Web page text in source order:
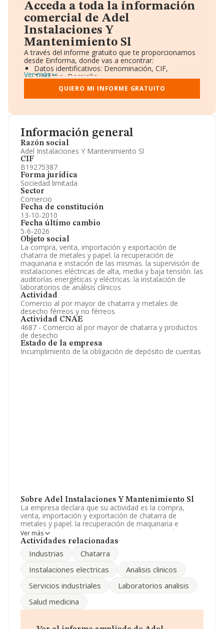
Información general
Razón social
Adel Instalaciones Y Mantenimiento Sl
CIF
B19275387
Forma jurídica
Sociedad limitada
Sector
Comercio
Fecha de constitución
13-10-2010
Fecha último cambio
5-6-2026
Objeto social
La compra, venta, importación y exportación de
chatarra de metales y papel. la recuperación de
maquinaria e instación de las mismas. la supervisión de
instalaciones eléctricas de alta, media y baja tensión. las
auditorías energéticas y eléctricas. la instalación de
laboratorios de análisis clínicos
Actividad
Comercio al por mayor de chatarra y metales de
desecho férreos y no férreos
Actividad CNAE
4687 - Comercio al por mayor de chatarra y productos
de desecho
Estado de la empresa
Incumplimiento de la obligación de depósito de cuentas
Sobre Adel Instalaciones Y Mantenimiento Sl
La empresa declara que su actividad es la compra,
venta, importación y exportación de chatarra de
metales y papel. la recuperación de maquinaria e
instación de las mismas. la supervisión de instalaciones
eléctricas de alta, media y baja tensión. las auditorías
análisis clínicos. La sociedad está registrada como
código '%cnae%'. La empresa realiza actividad
S.L, con número de identificación fiscal B19275387,
está situada en Calle Pit Roig núm. 10 B 08, (03700), en
Ver más
Actividades relacionadas
Industrias
Chatarra
Instalaciones electricas
Analisis clinicos
Servicios industriales
Laboratorios analisis
Salud medicina
Acceda a toda la información
comercial de Adel
Instalaciones Y
Mantenimiento Sl
A través del informe gratuito que te proporcionamos
desde Einforma, donde vas a encontrar:
Datos identificativos: Denominación, CIF,
Teléfono, Domicilio.
Informe Mercantil Completo (BORME).
Gráficos de Evolución Ventas y Empleados.
Consejo de Administración y Administradores.
Accionistas.
Artículos de prensa publicados sobre la empresa.
Información oficial y registral complementaria.
Ver más
QUIERO MI INFORME GRATUITO